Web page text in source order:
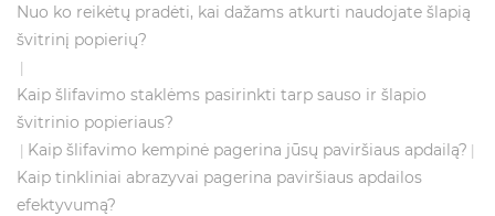
Nuo ko reikėtų pradėti, kai dažams atkurti naudojate šlapią
švitrinį popierių?
Kaip šlifavimo staklėms pasirinkti tarp sauso ir šlapio
švitrinio popieriaus?
Kaip šlifavimo kempinė pagerina jūsų paviršiaus apdailą?
Kaip tinkliniai abrazyvai pagerina paviršiaus apdailos
efektyvumą?